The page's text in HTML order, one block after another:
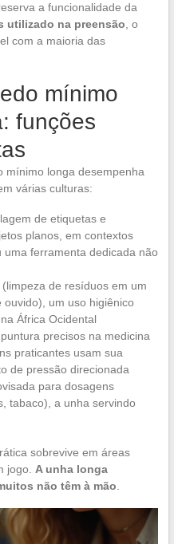
a funcionalidade da
utilizado na preensão , o
com a maioria das
mínimo
funções
mínimo longa desempenha
várias culturas:
de etiquetas e
planos, em contextos
ferramenta dedicada não
de resíduos em um
um uso higiênico
África Ocidental
precisos na medicina
praticantes usam sua
de pressão direcionada
para dosagens
tabaco), a unha servindo
sobrevive em áreas
jogo. A unha longa
não têm à mão